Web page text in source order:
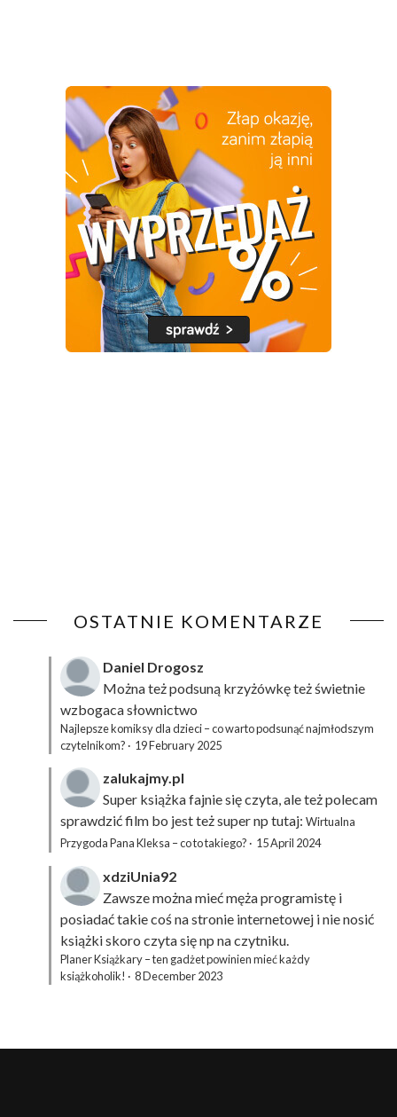
OSTATNIE KOMENTARZE
Daniel Drogosz
Można też podsuną krzyżówkęteż świetnie
wzbogaca słownictwo
Najlepsze komiksy dla dzieci – co warto podsunąć najmłodszym
czytelnikom? · 19 February 2025
zalukajmy.pl
Super książka fajnie się czyta, ale też polecam
sprawdzić film bo jest też super np tutaj: Wirtualna
Przygoda Pana Kleksa – co to takiego? · 15 April 2024
xdziUnia92
Zawsze można mieć męża programistę i
posiadać takie coś na stronie internetowej i nie nosić
książki skoro czyta się np na czytniku.
Planer Książkary – ten gadżet powinien mieć każdy
książkoholik! · 8 December 2023